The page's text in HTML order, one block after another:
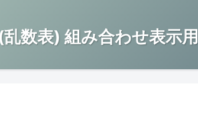
数表) 組み合わせ表示